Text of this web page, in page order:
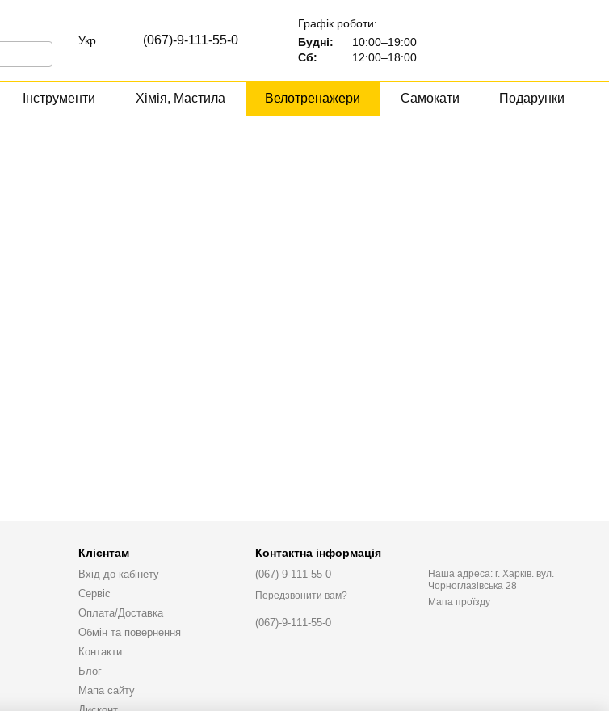
Укр (067)-9-111-55-0
Графік роботи:
Будні:
10:00–19:00
Сб:
12:00–18:00
Інструменти Хімія, Мастила Велотренажери Самокати Подарунки
Клієнтам
Вхід до кабінету
Сервіс
Оплата/Доставка
Обмін та повернення
Контакти
Блог
Мапа сайту
Дисконт
Контактна інформація
(067)-9-111-55-0
Передзвонити вам?
(067)-9-111-55-0
Наша адреса: г. Харків. вул.
Чорноглазівська 28
Мапа проїзду